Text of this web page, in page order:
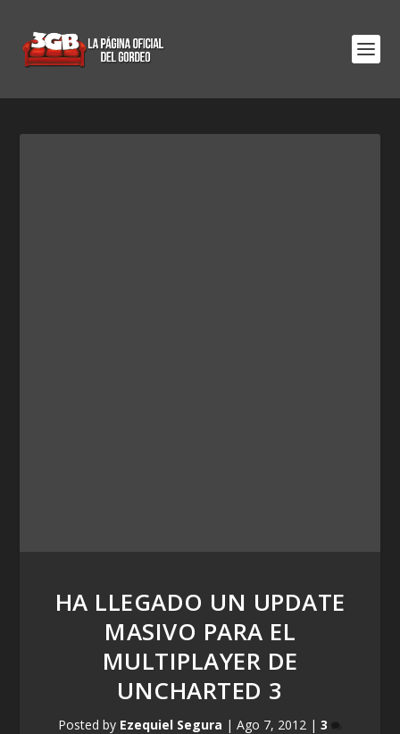
HA LLEGADO UN UPDATE
MASIVO PARA EL
MULTIPLAYER DE
UNCHARTED 3
Posted by Ezequiel Segura | Ago 7, 2012 | 3